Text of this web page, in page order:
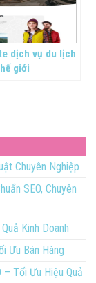
dịch vụ du lịch
giới
Chuyên Nghiệp
SEO, Chuyên
Kinh Doanh
Ưu Bán Hàng
Tối Ưu Hiệu Quả